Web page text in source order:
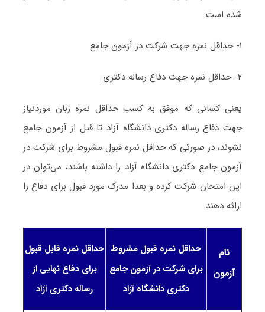
شده است:
۱- حداقل نمره جهت شرکت در آزمون جامع
۲- حداقل نمره جهت دفاع رساله دکتری
یعنی کسانی که موفق به کسب حداقل نمره زبان موردنیاز
جهت دفاع رساله دکتری دانشگاه آزاد تا قبل از آزمون جامع
نشوند، در صورتی که حداقل نمره قبول مشروط برای شرکت در
آزمون جامع دکتری دانشگاه آزاد را داشته باشند، می‌توان در
این امتحان شرکت کرده و بعدا مدرک مورد قبول برای دفاع را
ارائه دهند.
نام
آزمون
حداقل نمره قبول مشروط
برای شرکت در آزمون جامع
دکتری دانشگاه آزاد
حداقل نمره قابل قبول
برای دفاع نهایی از
رساله دکتری آزاد